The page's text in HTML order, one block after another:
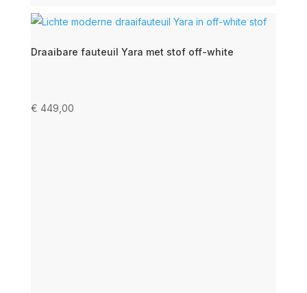
Draaibare fauteuil Yara met stof off-white
€ 449,00